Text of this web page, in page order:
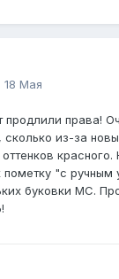
18 Мая
продлили права!
сколько из-за
"с ручным
буковки МС.